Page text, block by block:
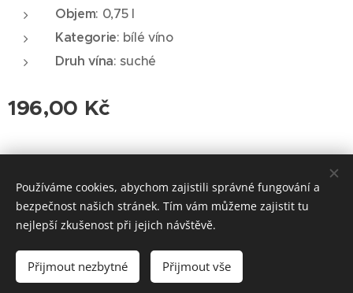
Objem: 0,75 l
Kategorie: bílé víno
Druh vína: suché
196,00 Kč
Vyprodáno
© 2026 Roudnická vinotéka. Všechna práva vyhrazena.
Cookies
Používáme cookies, abychom zajistili správné fungování a
bezpečnost našich stránek. Tím vám můžeme zajistit tu
nejlepší zkušenost při jejich návštěvě.
Přijmout nezbytné Přijmout vše